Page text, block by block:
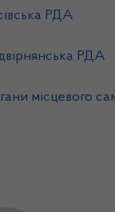
РДА
РДА
місцевого